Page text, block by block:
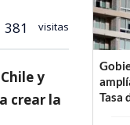
381 visitas
y
crear la
Tasa